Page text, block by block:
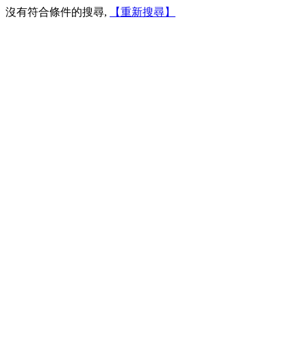
沒有符合條件的搜尋, 【重新搜尋】